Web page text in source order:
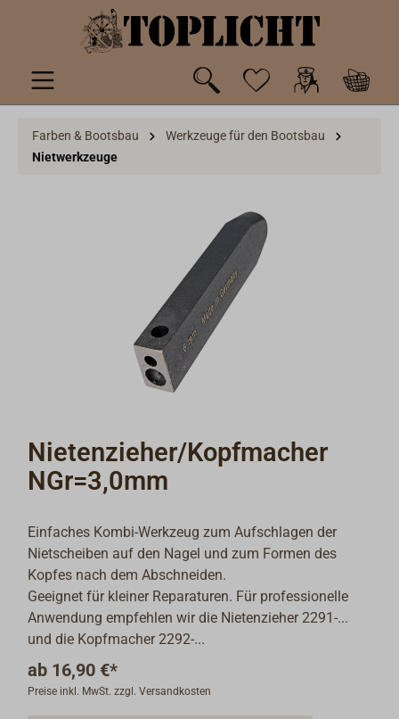
springen
Farben & Bootsbau
Werkzeuge für den Bootsbau
Nietwerkzeuge
Nietenzieher/Kopfmacher
NGr=3,0mm
Einfaches Kombi-Werkzeug zum Aufschlagen der
Nietscheiben auf den Nagel und zum Formen des
Kopfes nach dem Abschneiden.
Geeignet für kleiner Reparaturen. Für professionelle
Anwendung empfehlen wir die Nietenzieher 2291-...
und die Kopfmacher 2292-...
ab 16,90 €*
Preise inkl. MwSt. zzgl. Versandkosten